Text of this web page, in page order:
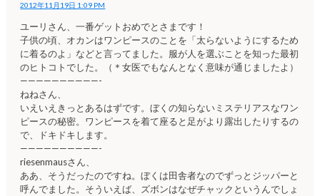
2012年11月19日 1:09 PM
ユーリさん、一番ゲットおめでとさまです！
子供の頃、オカンはワンピースのことを「太らないようにするため
に着るのよ」などと言ってました。服が人を選ぶことを知った最初
のヒトコトでした。（＊女医でもなんとなく意味が通じましたよ）
——————————-
ねねさん、
いえいえきっとあるはずです。ぼくの知らないミステリアスなワン
ピースの秘密。ワンピースを着て座ると足がより露出したりするの
で、ドキドキします。
——————————-
riesenmausさん、
ああ、そうだったのですね。ぼくは田舎者なのでずっとジッパーと
呼んでました。そういえば、ズボンはなぜチャックというんでしょ